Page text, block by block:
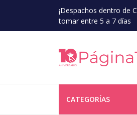
¡Despachos dentro de
tomar entre 5 a 7 días
CATEGORÍAS